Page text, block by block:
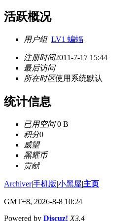
活跃概况
用户组 LV1 蝙蝠
注册时间2011-7-17 15:44
最后访问
所在时区使用系统默认
统计信息
已用空间0 B
积分0
威望
黑耀币
贡献
Archiver|手机版|小黑屋|主页
GMT+8, 2026-8-8 10:24
Powered by Discuz! X3.4